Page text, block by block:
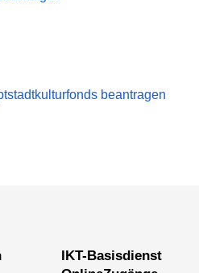
beantragen
IKT-Basisdienst